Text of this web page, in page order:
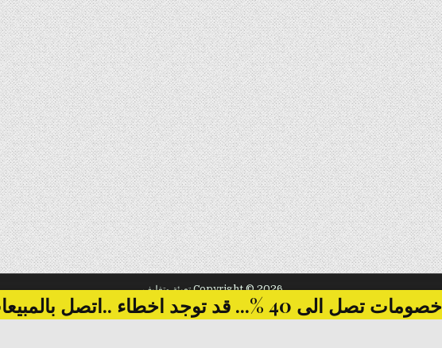
Copyright © 2026 تعبئة وتغليف
Design by ThemesDNA.com
خصومات تصل الى 40 %... قد توجد اخطاء ..اتصل بالمبيعات